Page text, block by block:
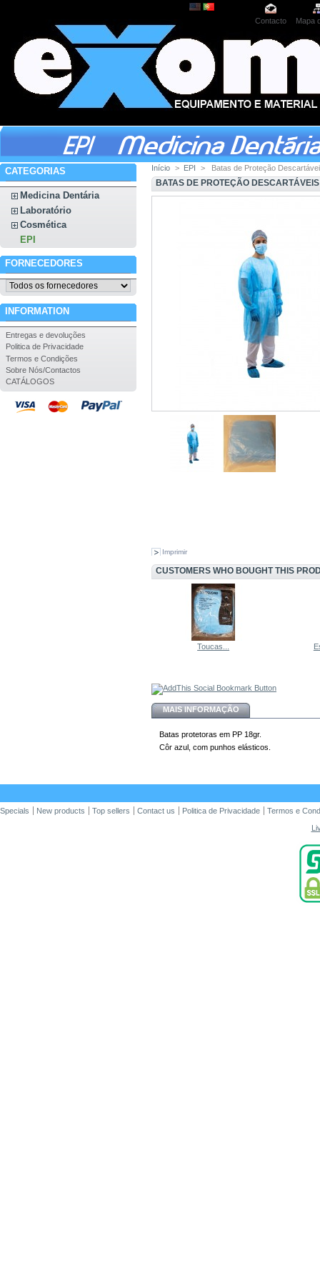
Contacto Mapa
CATEGORIAS
Medicina Dentária
Laboratório
Cosmética
EPI
FORNECEDORES
INFORMATION
Entregas e devoluções
Politica de Privacidade
Termos e Condições
Sobre Nós/Contactos
CATÁLOGOS
Início > EPI > Batas de Proteção
BATAS DE PROTEÇÃO DESCARTÁVEIS
Imprimir
CUSTOMERS WHO BOUGHT THIS
Toucas...
MAIS INFORMAÇÃO
Batas protetoras em PP 18gr.
Côr azul, com punhos elásticos.
Specials New products Top sellers Contact us Politica de Privacidade
Termos e